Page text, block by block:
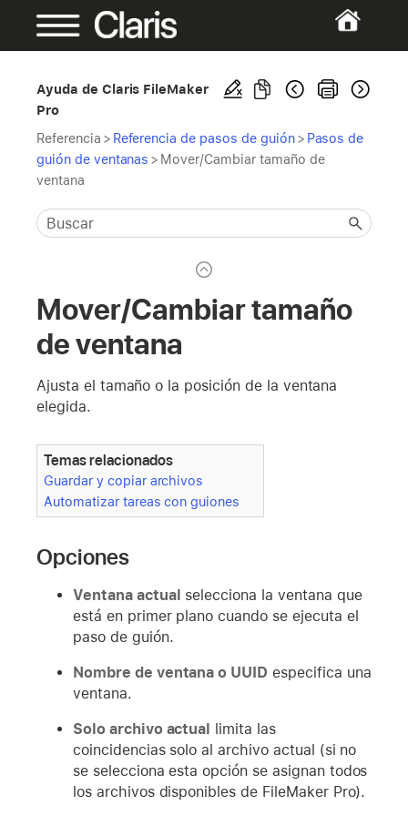
Ayuda de Claris FileMaker
Pro
Referencia > Referencia de pasos de guión > Pasos de
guión de ventanas > Mover/Cambiar tamaño de
ventana
Mover/Cambiar tamaño
de ventana
Ajusta el tamaño o la posición de la ventana
elegida.
Temas relacionados
Guardar y copiar archivos
Automatizar tareas con guiones
Opciones
Ventana actual selecciona la ventana que
está en primer plano cuando se ejecuta el
paso de guión.
Nombre de ventana o UUID especifica una
ventana.
Solo archivo actual limita las
coincidencias solo al archivo actual (si no
se selecciona esta opción se asignan todos
los archivos disponibles de FileMaker Pro).